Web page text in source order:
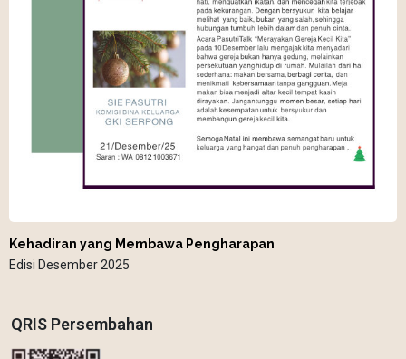
Kehadiran yang Membawa Pengharapan
Edisi Desember 2025
QRIS Persembahan